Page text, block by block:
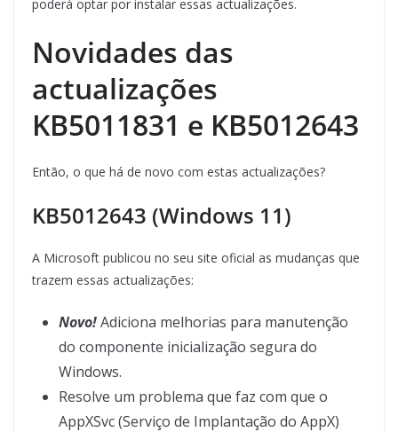
poderá optar por instalar essas actualizações.
Novidades das
actualizações
KB5011831 e KB5012643
Então, o que há de novo com estas actualizações?
KB5012643 (Windows 11)
A Microsoft publicou no seu site oficial as mudanças que
trazem essas actualizações:
Novo!Adiciona melhorias para manutenção
do componente inicialização segura do
Windows.
Resolve um problema que faz com que o
AppXSvc (Serviço de Implantação do AppX)